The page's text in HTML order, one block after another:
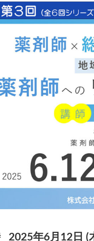
新
日
時
2025年6月12日 (